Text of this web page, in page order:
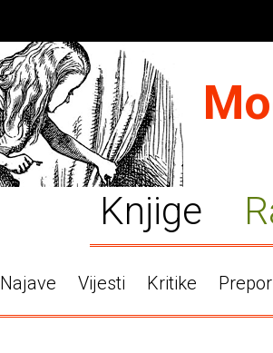
Knjige
Najave Vijesti Kritike